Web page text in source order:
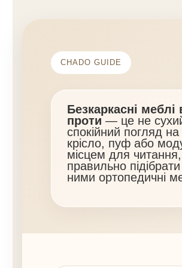
CHADO GUIDE
Безкаркасні меблі
проти — це не сухий
спокійний погляд
крісло, пуф або
місцем для
правильно
ними ортопедичні